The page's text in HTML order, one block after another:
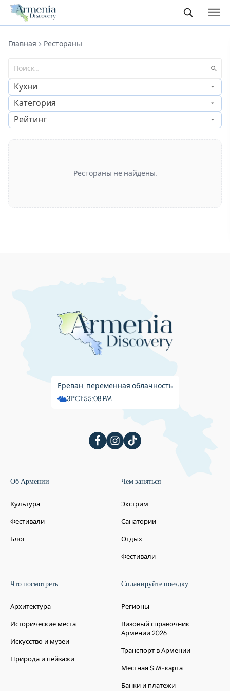
Главная Рестораны
Кухни
Категория
Рейтинг
Рестораны не найдены.
Ереван: переменная облачность
31°C1:55:08 PM
Об Армении
Культура
Фестивали
Блог
Чем заняться
Экстрим
Санатории
Отдых
Фестивали
Что посмотреть
Архитектура
Исторические места
Искусство и музеи
Природа и пейзажи
Спланируйте поездку
Регионы
Визовый справочник
Армении 2026
Транспорт в Армении
Местная SIM-карта
Банки и платежи